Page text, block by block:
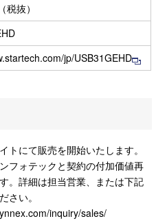
税抜）
jp/USB31GEHD
トにて販売を開始いたします。
フォテックと契約の付加価値再
。詳細は担当営業、または下記
さい。
inquiry/sales/